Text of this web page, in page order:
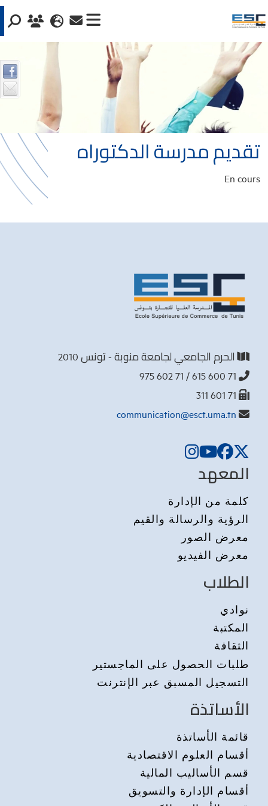
تقديم مدرسة الدكتوراه
En cours
الحرم الجامعي لجامعة منوبة - تونس 2010
communication@esct.uma.tn
المعهد
كلمة من الإدارة
الرؤية والرسالة والقيم
معرض الصور
معرض الفيديو
الطلاب
نوادي
المكتبة
الثقافة
طلبات الحصول على الماجستير
التسجيل المسبق عبر الإنترنت
الأساتذة
قائمة الأساتذة
أقسام العلوم الاقتصادية
قسم الأساليب المالية
أقسام الإدارة والتسويق